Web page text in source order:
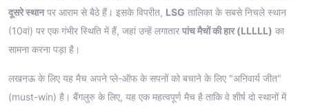
दूसरे स्थानपर आराम से बैठे हैं। इसके विपरीत, LSG तालिका के सबसे निचले स्थान
(10वां) पर एक गंभीर स्थिति में हैं, जहां उन्हें लगातार पांच मैचों की हार (LLLLL) का
सामना करना पड़ा है।
लखनऊ के लिए यह मैच अपने प्ले-ऑफ के सपनों को बचाने के लिए "अनिवार्य जीत"
(must-win) है। बैंगलुरु के लिए, यह एक महत्वपूर्ण मैच है ताकि वे शीर्ष दो स्थानों में